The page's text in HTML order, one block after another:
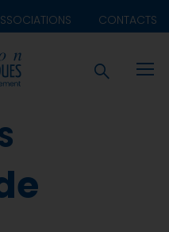
CONTACTS